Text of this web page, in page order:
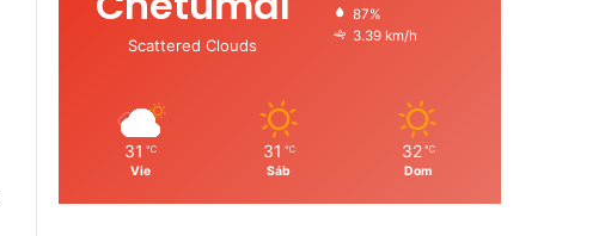
Scattered Clouds
87%
3.39 km/h
31 ℃
Vie
31 ℃
Sáb
32 ℃
Dom